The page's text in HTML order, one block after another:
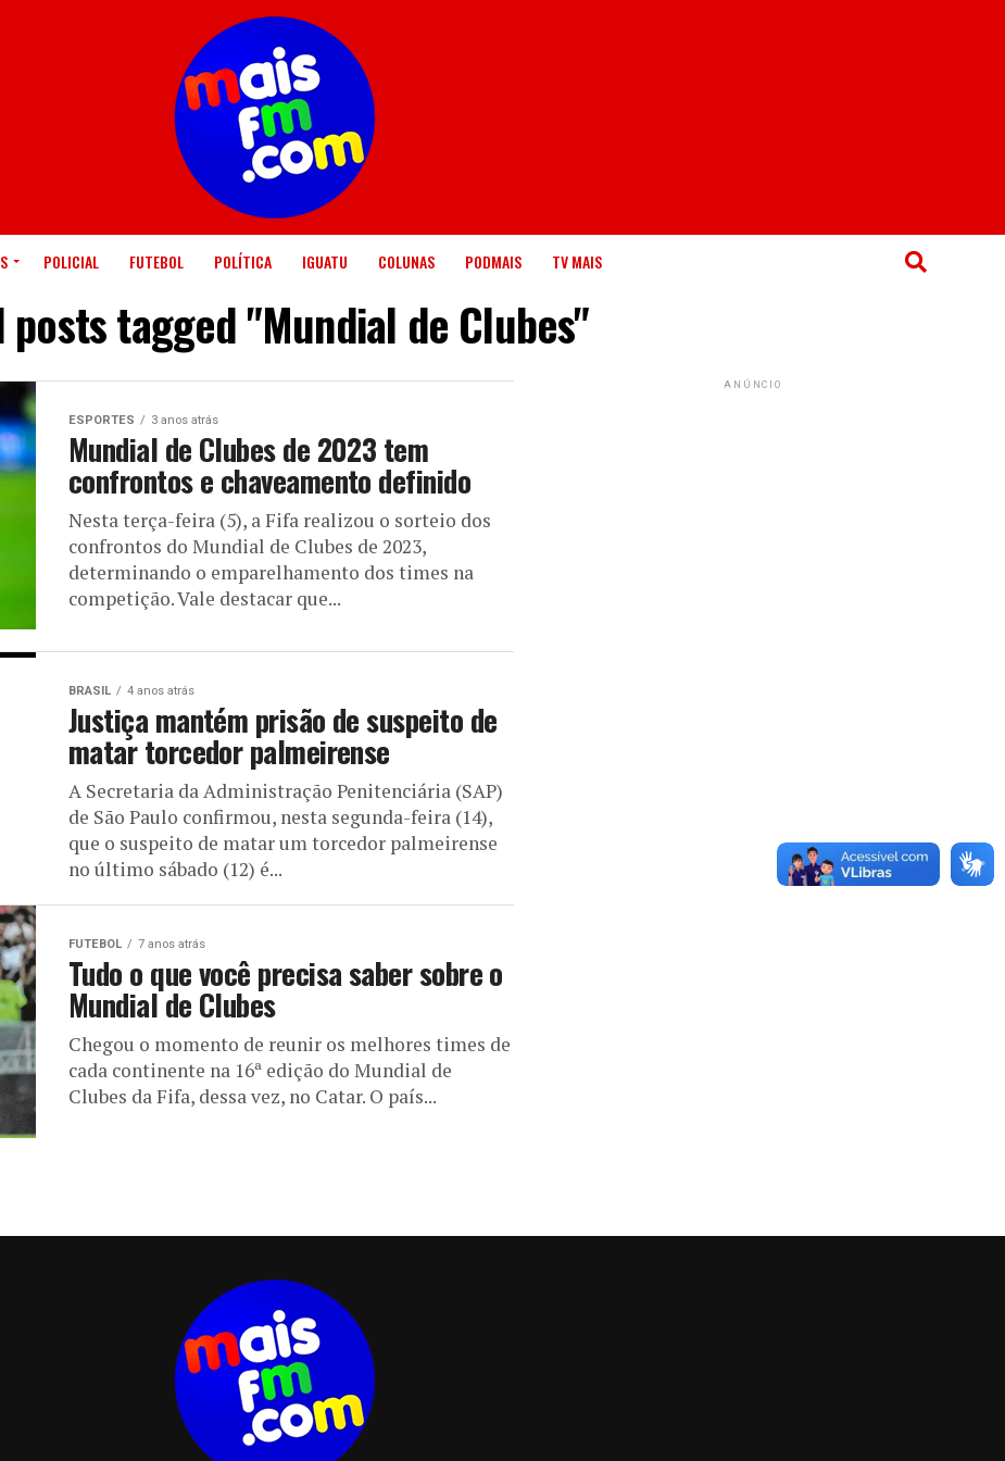
POLICIAL FUTEBOL POLÍTICA IGUATU COLUNAS PODMAIS TV MAIS
posts tagged "Mundial de Clubes"
ESPORTES 3 anos atrás
Mundial de Clubes de 2023 tem
confrontos e chaveamento definido
Nesta terça-feira (5), a Fifa realizou o sorteio dos
confrontos do Mundial de Clubes de 2023,
determinando o emparelhamento dos times na
competição. Vale destacar que...
BRASIL 4 anos atrás
Justiça mantém prisão de suspeito de
matar torcedor palmeirense
A Secretaria da Administração Penitenciária (SAP)
de São Paulo confirmou, nesta segunda-feira (14),
que o suspeito de matar um torcedor palmeirense
no último sábado (12) é...
FUTEBOL 7 anos atrás
Tudo o que você precisa saber sobre o
Mundial de Clubes
Chegou o momento de reunir os melhores times de
cada continente na 16ª edição do Mundial de
Clubes da Fifa, dessa vez, no Catar. O país...
ANÚNCIO